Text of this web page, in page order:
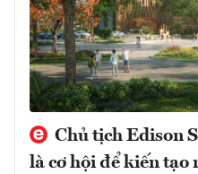
Chủ tịch Edison
là cơ hội để kiến tạo